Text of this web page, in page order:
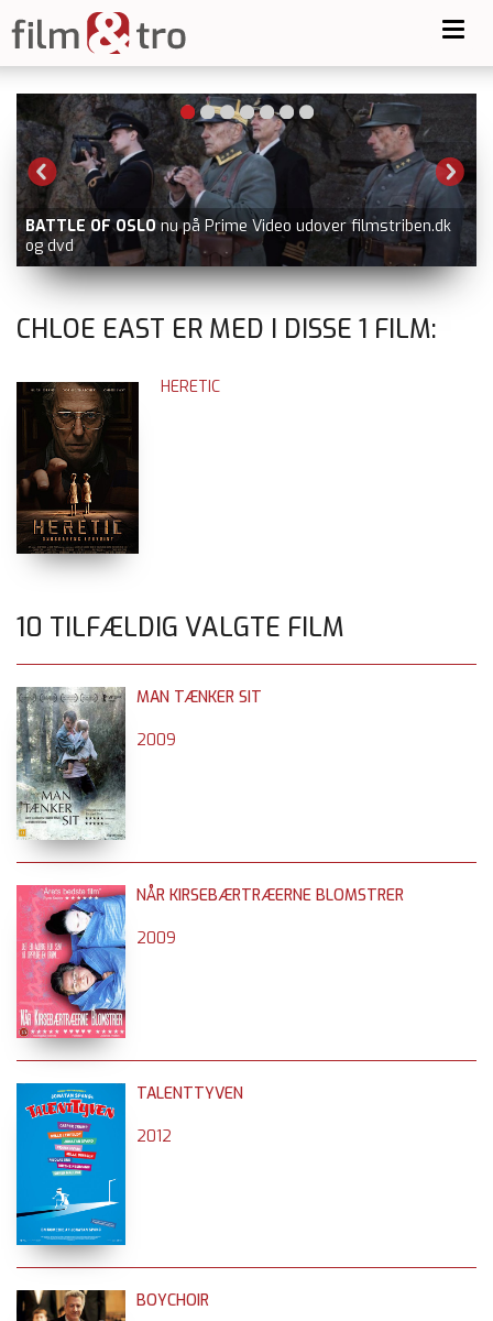
BATTLE OF OSLO nu på Prime Video udover filmstriben.dk
og dvd
CHLOE EAST ER MED I DISSE 1 FILM:
HERETIC
10 TILFÆLDIG VALGTE FILM
MAN TÆNKER SIT
2009
NÅR KIRSEBÆRTRÆERNE BLOMSTRER
2009
TALENTTYVEN
2012
BOYCHOIR